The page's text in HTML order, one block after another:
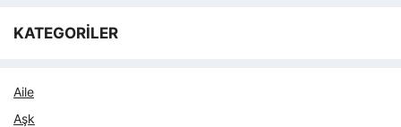
KATEGORİLER
Aile
Aşk